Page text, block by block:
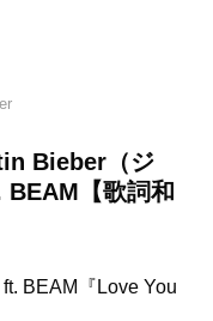
Bieber（ジ
【歌詞和
BEAM『Love You